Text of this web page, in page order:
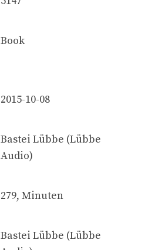
Book
2015-10-08
Bastei Lübbe (Lübbe
Audio)
279, Minuten
Bastei Lübbe (Lübbe